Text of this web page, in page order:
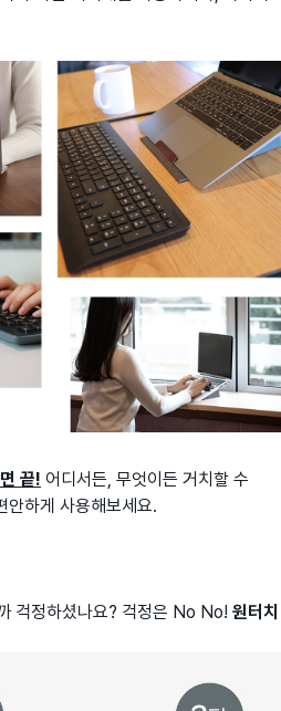
끝! 어디서든, 무엇이든 거치할 수
안하게 사용해보세요.
걱정하셨나요? 걱정은 No No! 원터치